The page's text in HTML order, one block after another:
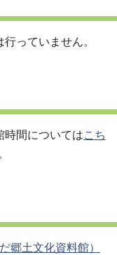
行っていません。
時間についてはこち
郷土文化資料館）